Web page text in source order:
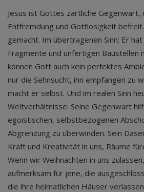
Jesus ist Gottes zärtliche Gegenwart,
Entfremdung und Gottlosigkeit
gemacht. Im übertragenen Sinn: Er
Fragmente und unfertigen Baustellen
können Gott auch kein perfektes
nur die Sehnsucht, ihn empfangen zu
macht er selbst. Und im realen Sinn
Weltverhältnisse: Seine Gegenwart
egoistischen, selbstbezogenen
Abgrenzung zu überwinden. Sein
Kraft und Kreativität in uns, Räume
Wenn wir Weihnachten in uns
aufmerksam für jene, die
die ihre heimatlichen Häuser